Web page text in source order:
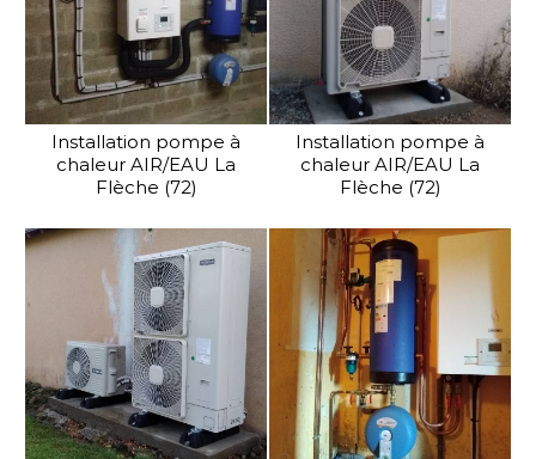
Installation pompe à
chaleur AIR/EAU La
Flèche (72)
Installation pompe à
chaleur AIR/EAU La
Flèche (72)